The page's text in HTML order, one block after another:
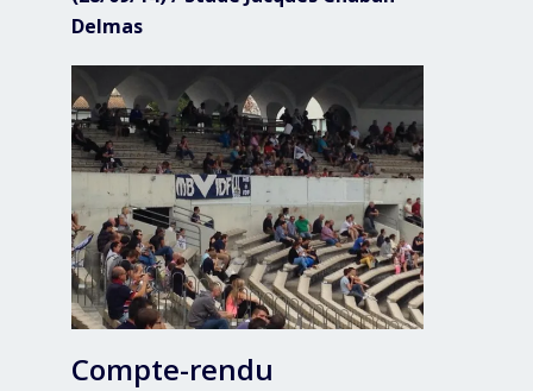
Delmas
Compte-rendu